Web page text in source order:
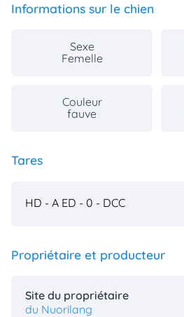
Informations sur le chien
Sexe
Femelle
Couleur
fauve
Tares
HD - A ED - 0 - DCC
Propriétaire et producteur
Site du propriétaire
du Nuorilang